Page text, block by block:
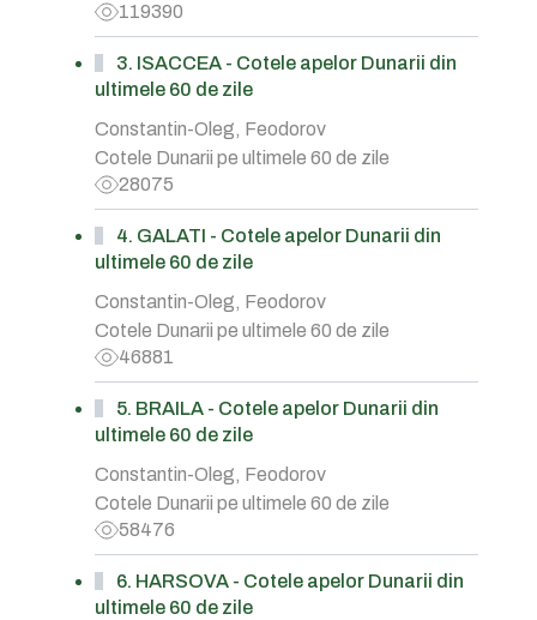
119390
3. ISACCEA - Cotele apelor Dunarii din
ultimele 60 de zile
Constantin-Oleg, Feodorov
Cotele Dunarii pe ultimele 60 de zile
28075
4. GALATI - Cotele apelor Dunarii din
ultimele 60 de zile
Constantin-Oleg, Feodorov
Cotele Dunarii pe ultimele 60 de zile
46881
5. BRAILA - Cotele apelor Dunarii din
ultimele 60 de zile
Constantin-Oleg, Feodorov
Cotele Dunarii pe ultimele 60 de zile
58476
6. HARSOVA - Cotele apelor Dunarii din
ultimele 60 de zile